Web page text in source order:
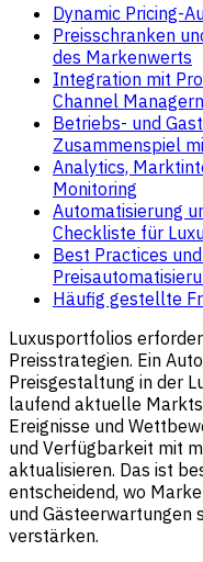
Dynamic Pricing-
Preisschranken
des Markenwerts
Integration mit
Channel Managern
Betriebs- und
Zusammenspiel
Analytics,
Monitoring
Automatisierung
Checkliste für
Best Practices
Häufig gestellte
Luxusportfolios
Preisstrategien. Ein
Preisgestaltung in der
laufend aktuelle
Ereignisse und
und Verfügbarkeit mit
aktualisieren. Das ist
entscheidend, wo
und Gästeerwartungen
verstärken.